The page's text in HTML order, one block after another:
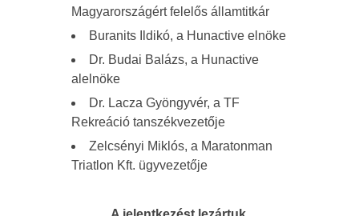
Magyarországért felelős államtitkár
Buranits Ildikó, a Hunactive elnöke
Dr. Budai Balázs, a Hunactive
alelnöke
Dr. Lacza Gyöngyvér, a TF
Rekreáció tanszékvezetője
Zelcsényi Miklós, a Maratonman
Triatlon Kft. ügyvezetője